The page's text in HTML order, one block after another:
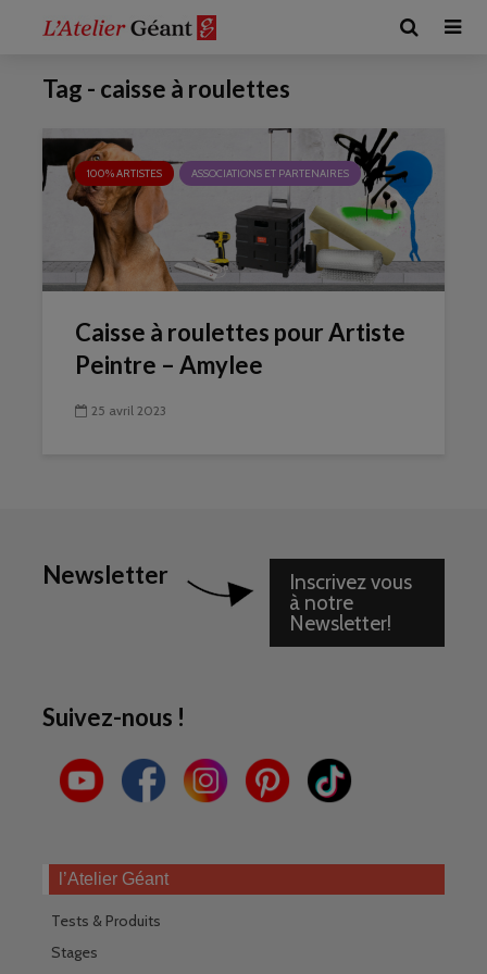
Tag - caisse à roulettes
100% ARTISTES ASSOCIATIONS ET PARTENAIRES
Caisse à roulettes pour Artiste
Peintre – Amylee
25 avril 2023
Newsletter
Inscrivez vous
à notre
Newsletter!
Suivez-nous !
l’Atelier Géant
Tests & Produits
Stages